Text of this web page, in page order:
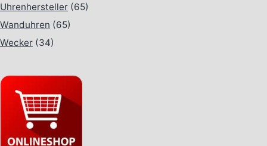
Uhrenhersteller (65)
Wanduhren (65)
Wecker (34)